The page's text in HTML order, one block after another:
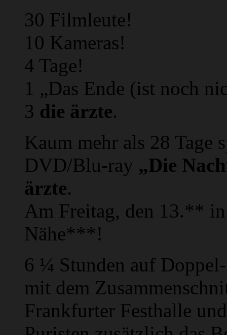
30 Filmleute!
10 Kameras!
4 Tage!
1 „Das Ende (ist noch
3 die ärzte.
Kaum mehr als 28 Tage
DVD/Blu-ray „Die
ärzte.
Am Freitag, den 13.**
Nähe***!
6 ¼ Stunden auf
mit dem
Frankfurter Festhalle